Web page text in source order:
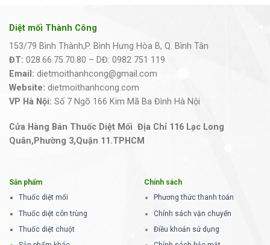
Diệt mối Thành Công
153/79 Bình Thành,P. Bình Hưng Hòa B, Q. Bình Tân
ĐT: 028.66.75.70.80 – DĐ: 0982 751 119
Email: dietmoithanhcong@gmail.com
Website: dietmoithanhcong.com
VP Hà Nội: Số 7 Ngõ 166 Kim Mã Ba Đình Hà Nội
Cửa Hàng Bán Thuốc Diệt Mối Địa Chỉ 116 Lạc Long
Quân,Phường 3,Quận 11.TPHCM
Sản phẩm
Thuốc diệt mối
Thuốc diệt côn trùng
Thuốc diệt chuột
Chính sách
Phương thức thanh toán
Chính sách vận chuyển
Điều khoản sử dụng